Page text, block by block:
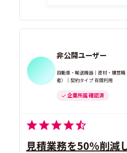
非公開ユーザー
自動車・輸送機器｜資材・購買
者）｜契約タイプ 有償利用
企業所属 確認済
見積業務を50%削減